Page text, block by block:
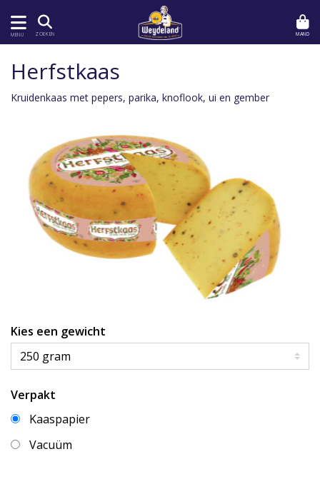
MENU ZOEKEN MAND
Herfstkaas
Kruidenkaas met pepers, parika, knoflook, ui en gember
Kies een gewicht
Verpakt
Kaaspapier
Vacuüm